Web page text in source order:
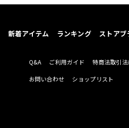
新着アイテム ランキング ストアブ
Q&A ご利用ガイド 特商法取引
お問い合わせ ショップリスト